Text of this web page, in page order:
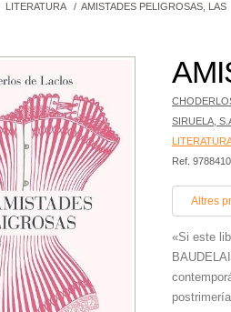
LITERATURA / AMISTADES PELIGROSAS, LAS
SIRUELA,
Ref.
Altres
«Si este